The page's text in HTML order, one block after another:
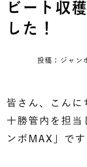
ビート収
した！
投稿：ジャ
皆さん、こんに
十勝管内を担
ンボMAX」で